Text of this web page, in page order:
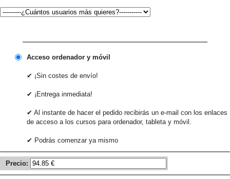
Acceso ordenador y móvil
✔ ¡Sin costes de envío!
✔ ¡Entrega inmediata!
✔ Al instante de hacer el pedido recibirás un e-mail con los enlaces
de acceso a los cursos para ordenador, tableta y móvil.
✔ Podrás comenzar ya mismo
Precio: